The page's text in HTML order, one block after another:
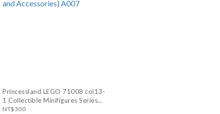
Princessland LEGO 71008 col13-
1 Collectible Minifigures Series
13 Minifigures Classic King, Series
NT$300